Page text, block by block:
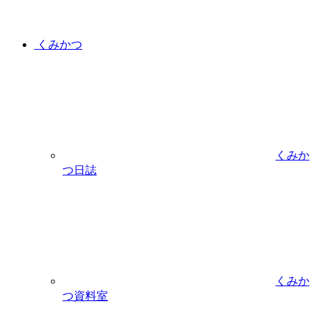
くみかつ
くみか
つ日誌
くみか
つ資料室